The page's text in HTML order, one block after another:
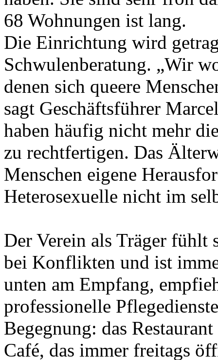
68 Wohnungen ist lang.
Die Einrichtung wird
Schwulenberatung. „Wir
denen sich queere
sagt Geschäftsführer
haben häufig nicht mehr
zu rechtfertigen. Das
Menschen eigene
Heterosexuelle nicht im
Der Verein als Träger
bei Konflikten und ist
unten am Empfang,
professionelle
Begegnung: das
Café, das immer freitags